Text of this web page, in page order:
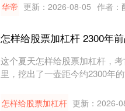
华帝 更新：2026-08-05 作者：
怎样给股票加杠杆 2300年
这个夏天怎样给股票加杠杆，
里，挖出了一壶距今约2300年
怎样给股票加杠杆 更新：2026-